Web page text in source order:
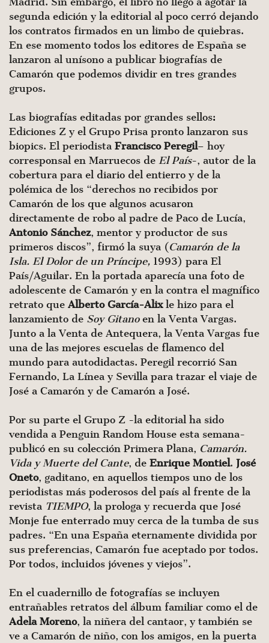
segunda edición y la editorial al poco cerró dejando
los contratos firmados en un limbo de quiebras.
En ese momento todos los editores de España se
lanzaron al unísono a publicar biografías de
Camarón que podemos dividir en tres grandes
grupos.
Las biografías editadas por grandes sellos:
Ediciones Z y el Grupo Prisa pronto lanzaron sus
biopics. El periodista Francisco Peregil– hoy
corresponsal en Marruecos de El País-, autor de la
cobertura para el diario del entierro y de la
polémica de los “derechos no recibidos por
Camarón de los que algunos acusaron
directamente de robo al padre de Paco de Lucía,
Antonio Sánchez, mentor y productor de sus
primeros discos”, firmó la suya (Camarón de la
Isla. El Dolor de un Príncipe, 1993) para El
País/Aguilar. En la portada aparecía una foto de
adolescente de Camarón y en la contra el magnífico
retrato que Alberto García-Alixle hizo para el
lanzamiento de Soy Gitanoen la Venta Vargas.
Junto a la Venta de Antequera, la Venta Vargas fue
una de las mejores escuelas de flamenco del
mundo para autodidactas. Peregil recorrió San
Fernando, La Línea y Sevilla para trazar el viaje de
José a Camarón y de Camarón a José.
Por su parte el Grupo Z -la editorial ha sido
vendida a Penguin Random House esta semana-
publicó en su colección Primera Plana, Camarón.
Vida y Muerte del Cante, de Enrique Montiel. José
Oneto, gaditano, en aquellos tiempos uno de los
periodistas más poderosos del país al frente de la
revista TIEMPO, la prologa y recuerda que José
Monje fue enterrado muy cerca de la tumba de sus
padres. “En una España eternamente dividida por
sus preferencias, Camarón fue aceptado por todos.
Por todos, incluidos jóvenes y viejos”.
En el cuadernillo de fotografías se incluyen
entrañables retratos del álbum familiar como el de
Adela Moreno, la niñera del cantaor, y también se
ve a Camarón de niño, con los amigos, en la puerta